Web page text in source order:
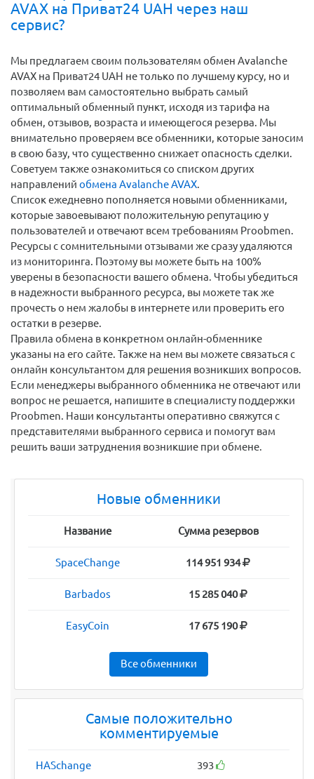
AVAX на Приват24 UAH через наш
сервис?
Мы предлагаем своим пользователям обмен Avalanche
AVAX на Приват24 UAH не только по лучшему курсу, но и
позволяем вам самостоятельно выбрать самый
оптимальный обменный пункт, исходя из тарифа на
обмен, отзывов, возраста и имеющегося резерва. Мы
внимательно проверяем все обменники, которые заносим
в свою базу, что существенно снижает опасность сделки.
Советуем также ознакомиться со списком других
направлений обмена Avalanche AVAX.
Список ежедневно пополняется новыми обменниками,
которые завоевывают положительную репутацию у
пользователей и отвечают всем требованиям Proobmen.
Ресурсы с сомнительными отзывами же сразу удаляются
из мониторинга. Поэтому вы можете быть на 100%
уверены в безопасности вашего обмена. Чтобы убедиться
в надежности выбранного ресурса, вы можете так же
прочесть о нем жалобы в интернете или проверить его
остатки в резерве.
Правила обмена в конкретном онлайн-обменнике
указаны на его сайте. Также на нем вы можете связаться с
онлайн консультантом для решения возникших вопросов.
Если менеджеры выбранного обменника не отвечают или
вопрос не решается, напишите в специалисту поддержки
Proobmen. Наши консультанты оперативно свяжутся с
представителями выбранного сервиса и помогут вам
решить ваши затруднения возникшие при обмене.
Новые обменники
Название Сумма резервов
SpaceChange 114 951 934
Barbados 15 285 040
EasyCoin 17 675 190
Все обменники
Самые положительно
комментируемые
HASchange 393